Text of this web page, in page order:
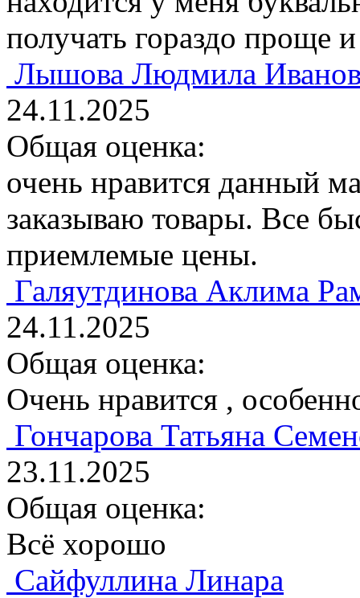
получать гораздо проще
Лышова Людмила
24.11.2025
Общая оценка:
очень нравится данный
заказываю товары. Все
приемлемые цены.
Галяутдинова Аклима
24.11.2025
Общая оценка:
Очень нравится ,
Гончарова Татьяна
23.11.2025
Общая оценка:
Всё хорошо
Сайфуллина Линара